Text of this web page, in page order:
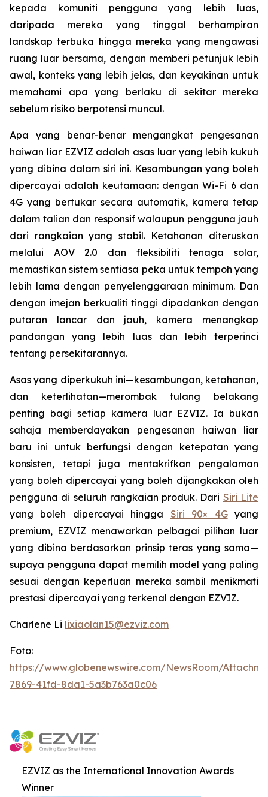
kepada komuniti pengguna yang lebih luas,
daripada mereka yang tinggal berhampiran
landskap terbuka hingga mereka yang mengawasi
ruang luar bersama, dengan memberi petunjuk lebih
awal, konteks yang lebih jelas, dan keyakinan untuk
memahami apa yang berlaku di sekitar mereka
sebelum risiko berpotensi muncul.
Apa yang benar-benar mengangkat pengesanan
haiwan liar EZVIZ adalah asas luar yang lebih kukuh
yang dibina dalam siri ini. Kesambungan yang boleh
dipercayai adalah keutamaan: dengan Wi-Fi 6 dan
4G yang bertukar secara automatik, kamera tetap
dalam talian dan responsif walaupun pengguna jauh
dari rangkaian yang stabil. Ketahanan diteruskan
melalui AOV 2.0 dan fleksibiliti tenaga solar,
memastikan sistem sentiasa peka untuk tempoh yang
lebih lama dengan penyelenggaraan minimum. Dan
dengan imejan berkualiti tinggi dipadankan dengan
putaran lancar dan jauh, kamera menangkap
pandangan yang lebih luas dan lebih terperinci
tentang persekitarannya.
Asas yang diperkukuh ini—kesambungan, ketahanan,
dan keterlihatan—merombak tulang belakang
penting bagi setiap kamera luar EZVIZ. Ia bukan
sahaja memberdayakan pengesanan haiwan liar
baru ini untuk berfungsi dengan ketepatan yang
konsisten, tetapi juga mentakrifkan pengalaman
yang boleh dipercayai yang boleh dijangkakan oleh
pengguna di seluruh rangkaian produk. Dari Siri Lite
yang boleh dipercayai hingga Siri 90× 4Gyang
premium, EZVIZ menawarkan pelbagai pilihan luar
yang dibina berdasarkan prinsip teras yang sama—
supaya pengguna dapat memilih model yang paling
sesuai dengan keperluan mereka sambil menikmati
prestasi dipercayai yang terkenal dengan EZVIZ.
Charlene Li lixiaolan15@ezviz.com
Foto:
https://www.globenewswire.com/NewsRoom/
7869-41fd-8da1-5a3b763a0c06
EZVIZ as the International Innovation Awards
Winner